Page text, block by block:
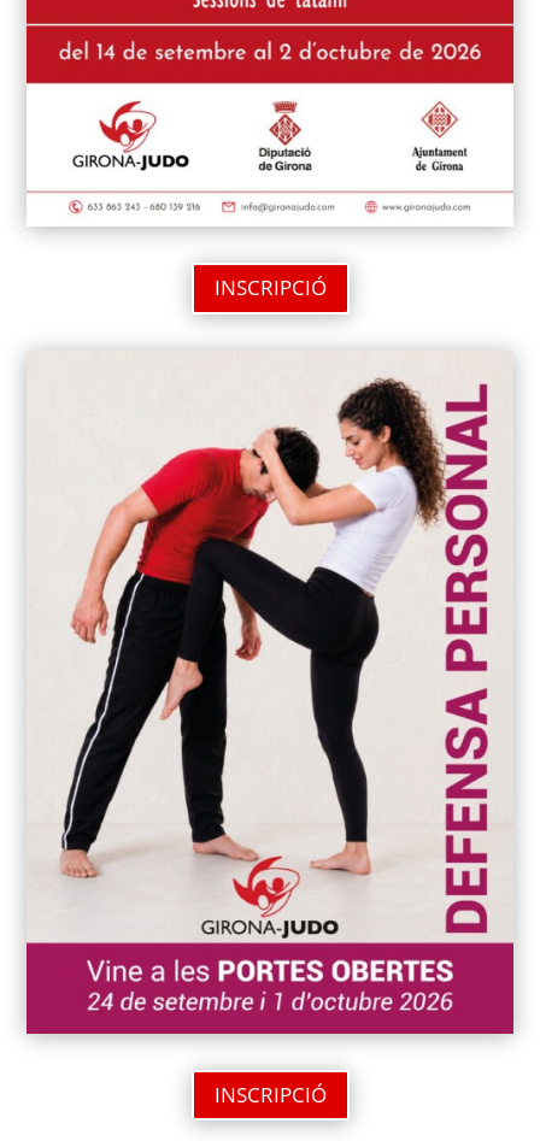
INSCRIPCIÓ
INSCRIPCIÓ